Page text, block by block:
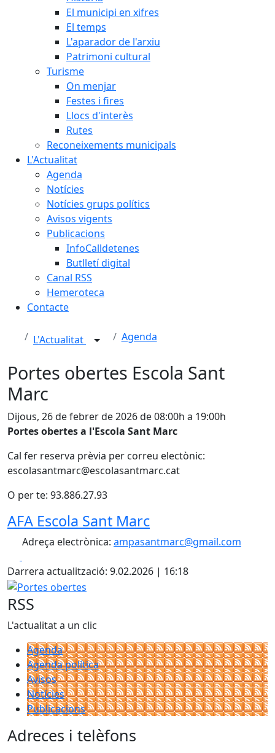
El municipi en xifres
El temps
L'aparador de l'arxiu
Patrimoni cultural
Turisme
On menjar
Festes i fires
Llocs d'interès
Rutes
Reconeixements municipals
L'Actualitat
Agenda
Notícies
Notícies grups polítics
Avisos vigents
Publicacions
InfoCalldetenes
Butlletí digital
Canal RSS
Hemeroteca
Contacte
L'Actualitat Agenda
Portes obertes Escola Sant
Marc
Dijous, 26 de febrer de 2026 de 08:00h a 19:00h
Portes obertes a l'Escola Sant Marc
Cal fer reserva prèvia per correu electònic:
escolasantmarc@escolasantmarc.cat
O per te: 93.886.27.93
AFA Escola Sant Marc
Adreça electrònica: ampasantmarc@gmail.com
Darrera actualització: 9.02.2026 | 16:18
Portes obertes
RSS
L'actualitat a un clic
Agenda
Agenda política
Avisos
Notícies
Publicacions
Adreces i telèfons